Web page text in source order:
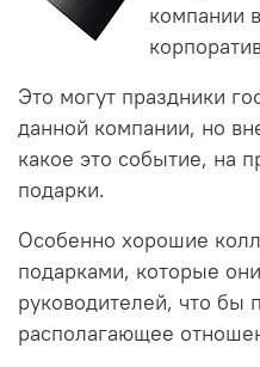
компании
Это могут праздники
данной компании, но
какое это событие, на
подарки.
Особенно хорошие
подарками, которые
руководителей, что бы
располагающее